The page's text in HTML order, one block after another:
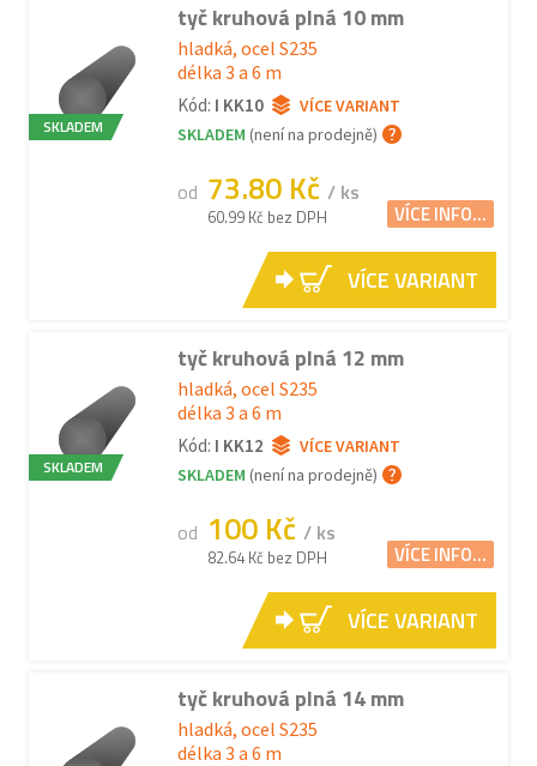
SKLADEM
tyč kruhová plná 10 mm
hladká, ocel S235
délka 3 a 6 m
Kód: I KK10
VÍCE VARIANT
SKLADEM (není na prodejně)
od 73.80 Kč / ks
60.99 Kč bez DPH VÍCE INFO...
VÍCE VARIANT
SKLADEM
tyč kruhová plná 12 mm
hladká, ocel S235
délka 3 a 6 m
Kód: I KK12
VÍCE VARIANT
SKLADEM (není na prodejně)
od 100 Kč / ks
82.64 Kč bez DPH VÍCE INFO...
VÍCE VARIANT
tyč kruhová plná 14 mm
hladká, ocel S235
délka 3 a 6 m